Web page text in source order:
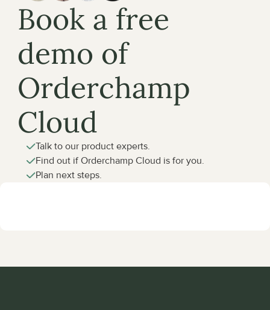
Book a free
demo of
Orderchamp
Cloud
Talk to our product experts.
Find out if Orderchamp Cloud is for you.
Plan next steps.